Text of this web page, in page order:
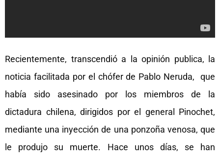
Recientemente, transcendió a la opinión publica, la
noticia facilitada por el chófer de Pablo Neruda, que
había sido asesinado por los miembros de la
dictadura chilena, dirigidos por el general Pinochet,
mediante una inyección de una ponzoña venosa, que
le produjo su muerte. Hace unos días, se han